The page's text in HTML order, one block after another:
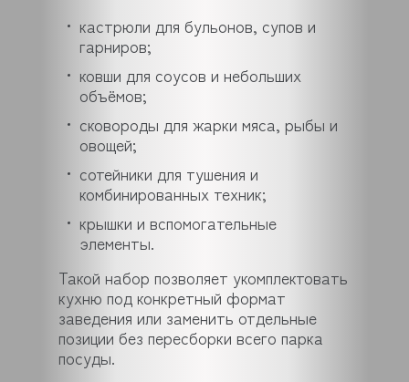
кастрюли для бульонов, супов и
гарниров;
ковши для соусов и небольших
объёмов;
сковороды для жарки мяса, рыбы и
овощей;
сотейники для тушения и
комбинированных техник;
крышки и вспомогательные
элементы.
Такой набор позволяет укомплектовать
кухню под конкретный формат
заведения или заменить отдельные
позиции без пересборки всего парка
посуды.